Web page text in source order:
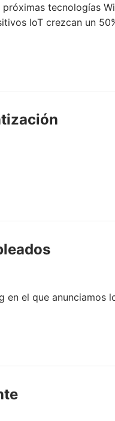
tecnologías
IoT crezcan un
el que anunciamos